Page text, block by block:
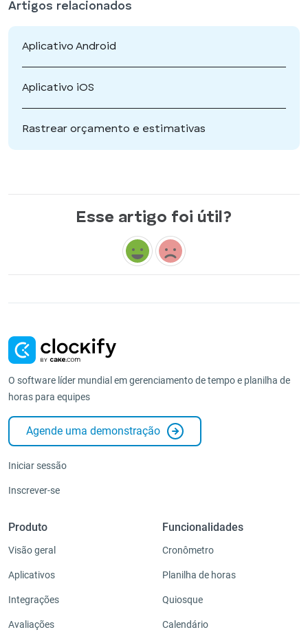
Artigos relacionados
Aplicativo Android
Aplicativo iOS
Rastrear orçamento e estimativas
Esse artigo foi útil?
O software líder mundial em gerenciamento de tempo e planilha de
horas para equipes
Agende uma demonstração
Iniciar sessão
Inscrever-se
Produto
Visão geral
Aplicativos
Integrações
Avaliações
Funcionalidades
Cronômetro
Planilha de horas
Quiosque
Calendário